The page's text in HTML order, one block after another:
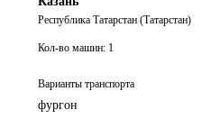
Республика Татарстан (Татарстан)
Кол-во машин: 1
Варианты транспорта
фургон